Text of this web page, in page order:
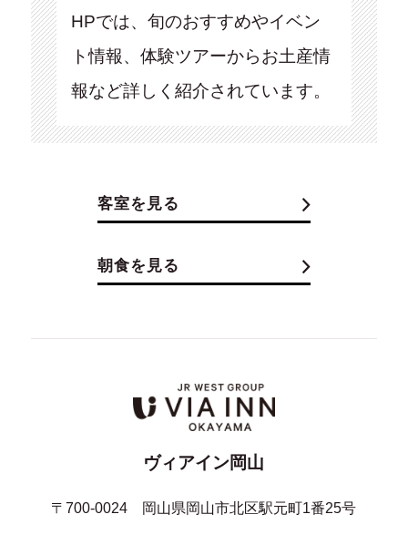
HPでは、旬のおすすめやイベン
ト情報、体験ツアーからお土産情
報など詳しく紹介されています。
客室を見る
朝食を見る
ヴィアイン岡山
〒700-0024 岡山県岡山市北区駅元町1番25号